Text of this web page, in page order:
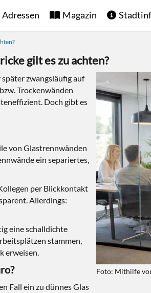
Adressen Magazin
gilt es zu achten?
Foto: Mithilfe
zwangsläufig auf
Trockenwänden
Doch gibt es
von Glastrennwänden
ein separiertes,
per Blickkontakt
Allerdings:
eine schalldichte
stammen,
erweisen.
Fall ein zu dünnes Glas